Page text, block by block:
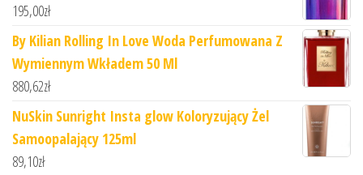
195,00zł
By Kilian Rolling In Love Woda Perfumowana Z
Wymiennym Wkładem 50 Ml
880,62zł
NuSkin Sunright Insta glow Koloryzujący Żel
Samoopalający 125ml
89,10zł